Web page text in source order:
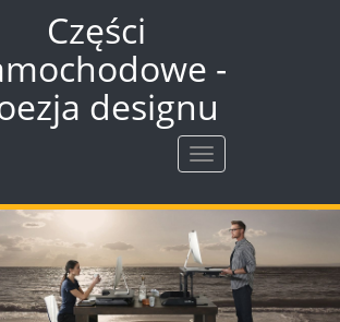
Części
-
designu
Rozwiń
nawigację